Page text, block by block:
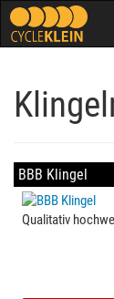
BBB Klingel
Qualitativ